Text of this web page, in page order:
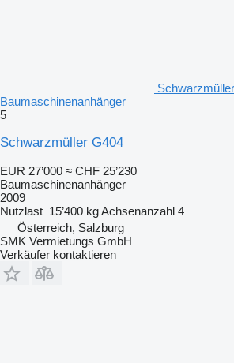
Baumaschinenanhänger
5
Schwarzmüller G404
EUR 27’000 ≈ CHF 25’230
Baumaschinenanhänger
2009
Nutzlast 15’400 kgAchsenanzahl 4
Österreich, Salzburg
SMK Vermietungs GmbH
Verkäufer kontaktieren